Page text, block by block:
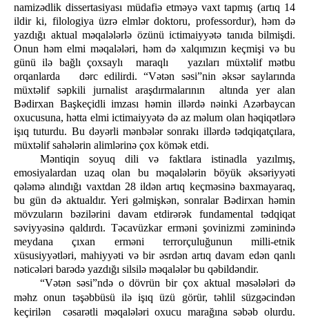
namizədlik dissertasiyası müdafiə etməyə vaxt tapmış (artıq 14
ildir ki, filologiya üzrə elmlər doktoru, professordur), həm də
yazdığı aktual məqalələrlə özünü ictimaiyyətə tanıda bilmişdi.
Onun həm elmi məqalələri, həm də xalqımızın keçmişi və bu
günü ilə bağlı çoxsaylı maraqlı yazıları müxtəlif mətbu
orqanlarda dərc edilirdi. “Vətən səsi”nin əksər saylarında
müxtəlif səpkili jurnalist araşdırmalarının altında yer alan
Bədirxan Başkeçidli imzası həmin illərdə nəinki Azərbaycan
oxucusuna, hətta elmi ictimaiyyətə də az məlum olan həqiqətlərə
işıq tuturdu. Bu dəyərli mənbələr sonrakı illərdə tədqiqatçılara,
müxtəlif sahələrin alimlərinə çox kömək etdi.
Məntiqin soyuq dili və faktlara istinadla yazılmış,
emosiyalardan uzaq olan bu məqalələrin böyük əksəriyyəti
qələmə alındığı vaxtdan 28 ildən artıq keçməsinə baxmayaraq,
bu gün də aktualdır. Yeri gəlmişkən, sonralar Bədirxan həmin
mövzuların bəzilərini davam etdirərək fundamental tədqiqat
səviyyəsinə qaldırdı. Təcavüzkar erməni şovinizmi zəminində
meydana çıxan erməni terrorçuluğunun milli-etnik
xüsusiyyətləri, mahiyyəti və bir əsrdən artıq davam edən qanlı
nəticələri barədə yazdığı silsilə məqalələr bu qəbildəndir.
“Vətən səsi”ndə o dövrün bir çox aktual məsələləri də
məhz onun təşəbbüsü ilə işıq üzü görür, təhlil süzgəcindən
keçirilən cəsarətli məqalələri oxucu marağına səbəb olurdu.